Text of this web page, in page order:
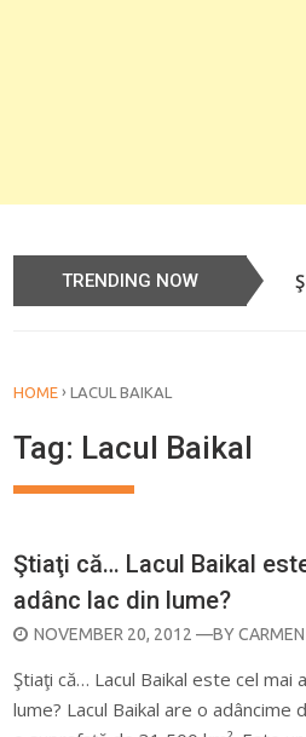
TRENDING NOW
HOME › LACUL BAIKAL
Tag: Lacul Baikal
Ştiaţi că… Lacul Baikal
adânc lac din lume?
POSTED
NOVEMBER 20, 2012 —BYCARMEN
Ştiaţi că… Lacul Baikal este cel mai
lume? Lacul Baikal are o adâncime